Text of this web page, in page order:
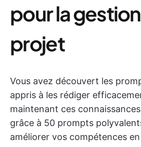
pour la
projet
Vous avez découvert les
appris à les rédiger
maintenant ces
grâce à 50 prompts
améliorer vos compétences